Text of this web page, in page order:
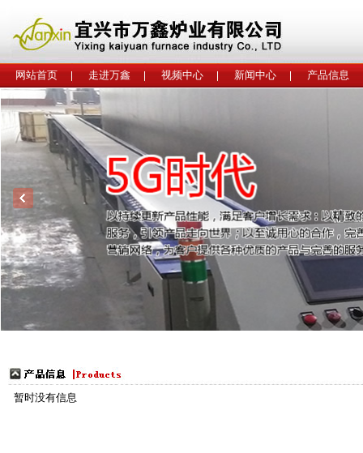
网站首页 走进万鑫 视频中心 新闻中心
产品信息
工程案例
联系我们
暂时没有信息